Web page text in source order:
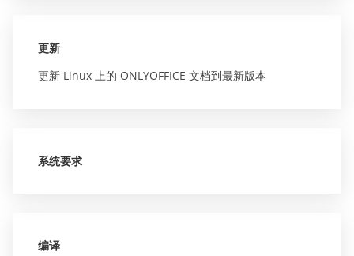
更新
更新 Linux 上的 ONLYOFFICE 文档到最新版本
系统要求
编译